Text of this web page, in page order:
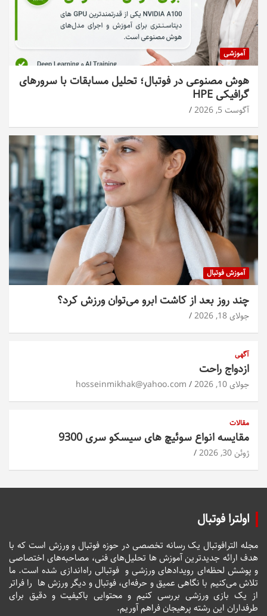
آموزشی
هوش مصنوعی در فوتبال؛ تحلیل مسابقات با سرورهای
گرافیکی HPE
آگوست 5, 2026
آموزش فوتبال
چند روز بعد از کاشت ابرو می‌توان ورزش کرد؟
جولای 18, 2026
آگهی
ازدواج راحت
جولای 10, 2026 hosseinmikhak@yahoo.com
مقالات
مقایسه انواع سوئیچ های سیسکو سری 9300
ژوئن 30, 2026
اولترا فوتبال
مجله الترافوتبال یک رسانه تخصصی در حوزه فوتبال و ورزش است که با
هدف ارائه جدیدترین آموزش ها تحلیل‌های فنی، مصاحبه‌های اختصاصی
و پوشش لحظه‌ای رویدادهای ورزشی و فوتبالی راه‌اندازی شده است. ما
تلاش می‌کنیم با نگاهی عمیق و حرفه‌ای، فوتبال و دیگر ورزش ها را فراتر
از یک بازی ورزشی بررسی کنیم و محتوایی باکیفیت و دقیق برای
طرفداران این رشته پرهیجان فراهم آوریم.